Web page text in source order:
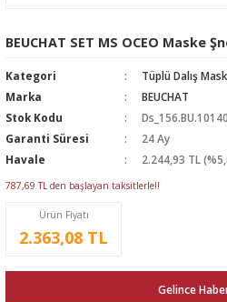
BEUCHAT SET MS OCEO Maske
Kategori
Tüplü Dalış
Marka
BEUCHAT
Stok Kodu
Garanti Süresi
24 Ay
Havale
2.244,93 TL
787,69 TL den başlayan taksitlerle!!
Ürün Fiyatı
2.363,08 TL
Gelince